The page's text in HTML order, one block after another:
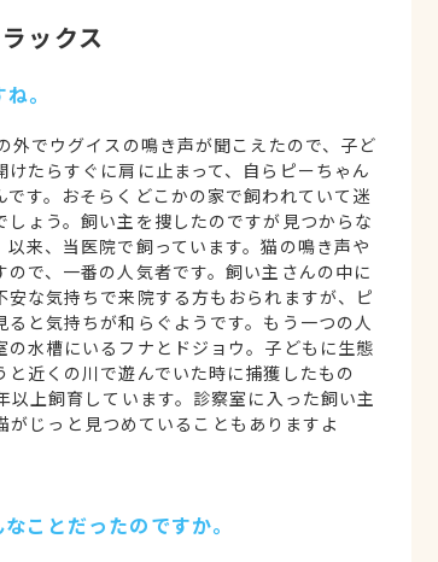
ックス
。
外でウグイスの鳴き声が聞こえたので、子ど
けたらすぐに肩に止まって、自らピーちゃん
です。おそらくどこかの家で飼われていて迷
しょう。飼い主を捜したのですが見つからな
以来、当医院で飼っています。猫の鳴き声や
ので、一番の人気者です。飼い主さんの中に
安な気持ちで来院する方もおられますが、ピ
ると気持ちが和らぐようです。もう一つの人
の水槽にいるフナとドジョウ。子どもに生態
と近くの川で遊んでいた時に捕獲したもの
以上飼育しています。診察室に入った飼い主
じっと見つめていることもありますよ
ことだったのですか。